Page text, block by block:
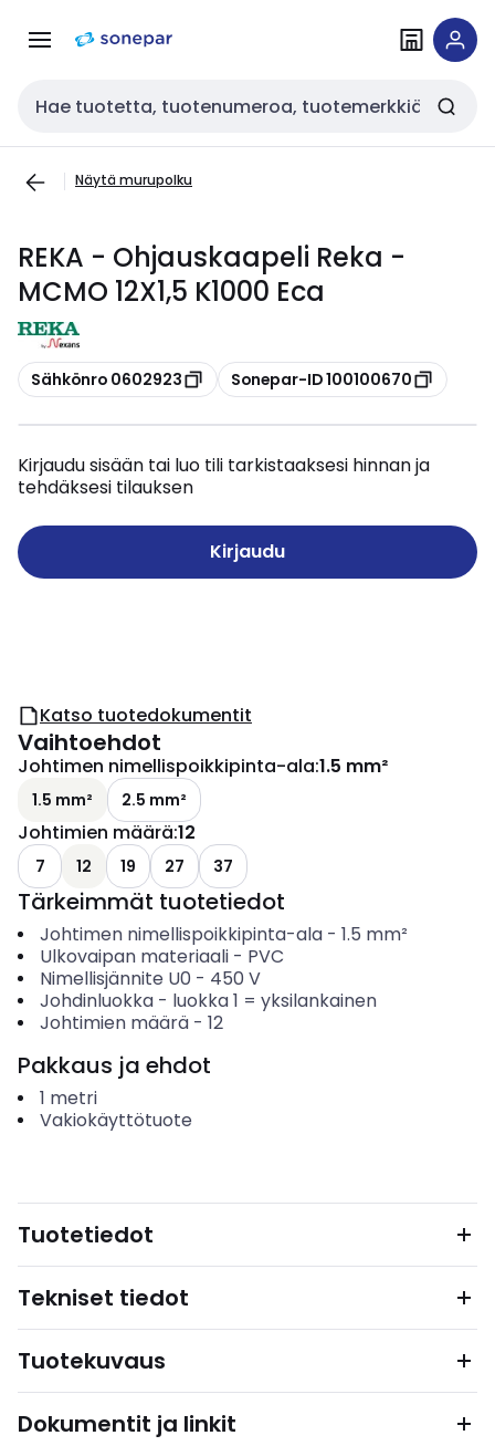
navigointiinsisältöön
Haku
Näytä murupolku
REKA - Ohjauskaapeli Reka -
MCMO 12X1,5 K1000 Eca
Kopioi
Sähkönro 0602923 Kopioi
Sonepar-ID 100100670
Kirjaudu sisään tai luo tili tarkistaaksesi hinnan ja
tehdäksesi tilauksen
Kirjaudu
Katso tuotedokumentit
Vaihtoehdot
Johtimen nimellispoikkipinta-ala:1.5 mm²
1.5 mm² 2.5 mm²
Johtimien määrä:12
7 12 19 27 37
Tärkeimmät tuotetiedot
Johtimen nimellispoikkipinta-ala- 1.5 mm²
Ulkovaipan materiaali- PVC
Nimellisjännite U0 - 450 V
Johdinluokka- luokka 1 = yksilankainen
Johtimien määrä- 12
Pakkaus ja ehdot
1 metri
Vakiokäyttötuote
Tuotetiedot
Tekniset tiedot
Tuotekuvaus
Dokumentit ja linkit